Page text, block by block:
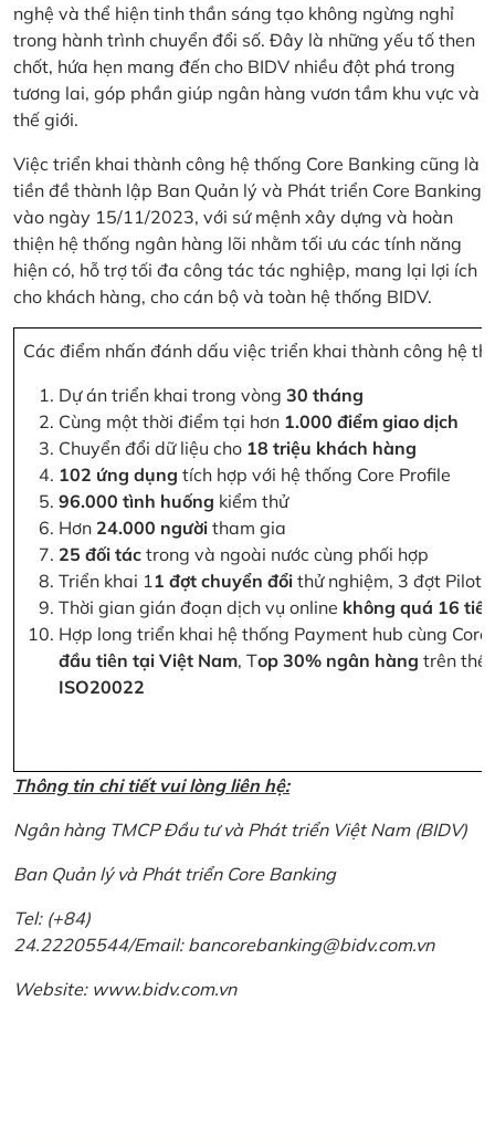
nghệ và thể hiện tinh thần sáng tạo không ngừng nghỉ
trong hành trình chuyển đổi số. Đây là những yếu tố then
chốt, hứa hẹn mang đến cho BIDV nhiều đột phá trong
tương lai, góp phần giúp ngân hàng vươn tầm khu vực và
thế giới.
Việc triển khai thành công hệ thống Core Banking cũng là
tiền đề thành lập Ban Quản lý và Phát triển Core Banking
vào ngày 15/11/2023, với sứ mệnh xây dựng và hoàn
thiện hệ thống ngân hàng lõi nhằm tối ưu các tính năng
hiện có, hỗ trợ tối đa công tác tác nghiệp, mang lại lợi ích
cho khách hàng, cho cán bộ và toàn hệ thống BIDV.
Các điểm nhấn đánh dấu việc triển khai thành công hệ
Dự án triển khai trong vòng 30 tháng
Cùng một thời điểm tại hơn 1.000 điểm giao dịch
Chuyển đổi dữ liệu cho 18 triệu khách hàng
102 ứng dụng tích hợp với hệ thống Core Profile
96.000 tình huống kiểm thử
Hơn 24.000 người tham gia
25 đối tác trong và ngoài nước cùng phối hợp
Triển khai 11 đợt chuyển đổi thử nghiệm, 3 đợt Pilot
Thời gian gián đoạn dịch vụ online không quá 16
Hợp long triển khai hệ thống Payment hub cùng
đầu tiên tại Việt Nam, Top 30% ngân hàng trên thế
ISO20022
Thông tin chi tiết vui lòng liên hệ:
Ngân hàng TMCP Đầu tư và Phát triển Việt Nam (BIDV)
Ban Quản lý và Phát triển Core Banking
Tel: (+84)
24.22205544/Email: bancorebanking@bidv.com.vn
Website: www.bidv.com.vn